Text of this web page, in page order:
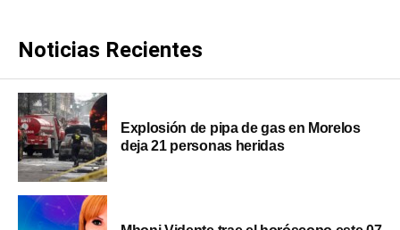
Noticias Recientes
Explosión de pipa de gas en Morelos
deja 21 personas heridas